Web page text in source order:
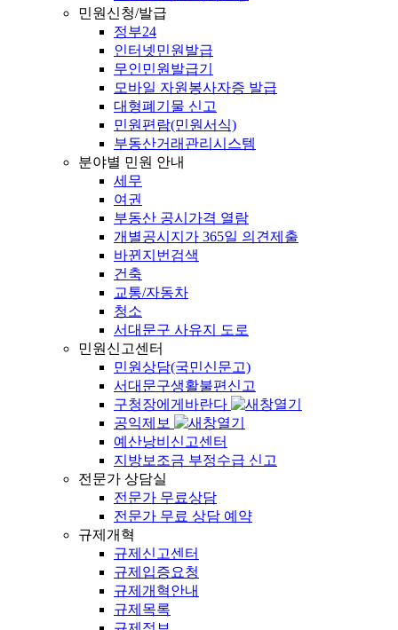
민원신청/발급
정부24
인터넷민원발급
무인민원발급기
모바일 자원봉사자증 발급
대형폐기물 신고
민원편람(민원서식)
부동산거래관리시스템
분야별 민원 안내
세무
여권
부동산 공시가격 열람
개별공시지가 365일 의견제출
바뀐지번검색
건축
교통/자동차
청소
서대문구 사유지 도로
민원신고센터
민원상담(국민신문고)
서대문구생활불편신고
구청장에게바란다
공익제보
예산낭비신고센터
지방보조금 부정수급 신고
전문가 상담실
전문가 무료상담
전문가 무료 상담 예약
규제개혁
규제신고센터
규제입증요청
규제개혁안내
규제목록